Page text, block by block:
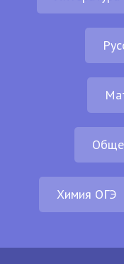
Химия ОГЭ